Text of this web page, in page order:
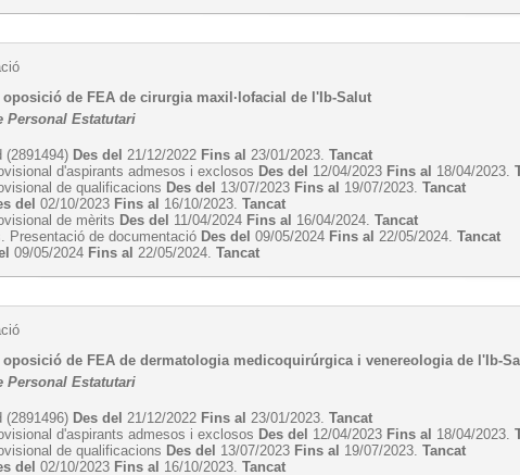
de FEA de cirurgia maxil·lofacial de l'Ib-Salut
Personal Estatutari
(2891494) Des del 21/12/2022 Fins al 23/01/2023.Tancat
d'aspirants admesos i exclosos Des del 12/04/2023 Fins al 18/04/2023.
de qualificacions Des del 13/07/2023 Fins al 19/07/2023.Tancat
del 02/10/2023 Fins al 16/10/2023.Tancat
de mèrits Des del 11/04/2024 Fins al 16/04/2024.Tancat
Presentació de documentació Des del 09/05/2024 Fins al 22/05/2024.Tancat
09/05/2024 Fins al 22/05/2024.Tancat
de FEA de dermatologia medicoquirúrgica i venereologia de l'Ib-
Personal Estatutari
(2891496) Des del 21/12/2022 Fins al 23/01/2023.Tancat
d'aspirants admesos i exclosos Des del 12/04/2023 Fins al 18/04/2023.
de qualificacions Des del 13/07/2023 Fins al 19/07/2023.Tancat
del 02/10/2023 Fins al 16/10/2023.Tancat